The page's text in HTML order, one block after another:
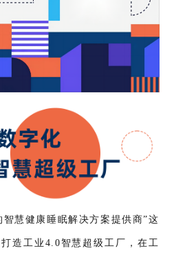
慧健康睡眠解决方案提供商”这
造工业4.0智慧超级工厂，在工